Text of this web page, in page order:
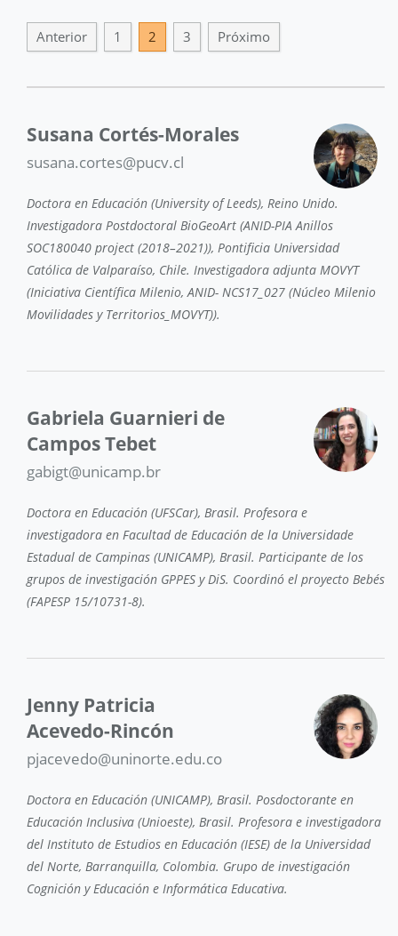
Anterior 1 2 3 Próximo
Susana Cortés-Morales
susana.cortes@pucv.cl
Doctora en Educación (University of Leeds), Reino Unido.
Investigadora Postdoctoral BioGeoArt (ANID-PIA Anillos
SOC180040 project (2018–2021)), Pontificia Universidad
Católica de Valparaíso, Chile. Investigadora adjunta MOVYT
(Iniciativa Científica Milenio, ANID- NCS17_027 (Núcleo Milenio
Movilidades y Territorios_MOVYT)).
Gabriela Guarnieri de
Campos Tebet
gabigt@unicamp.br
Doctora en Educación (UFSCar), Brasil. Profesora e
investigadora en Facultad de Educación de la Universidade
Estadual de Campinas (UNICAMP), Brasil. Participante de los
grupos de investigación GPPES y DiS. Coordinó el proyecto Bebés
(FAPESP 15/10731-8).
Jenny Patricia
Acevedo-Rincón
pjacevedo@uninorte.edu.co
Doctora en Educación (UNICAMP), Brasil. Posdoctorante en
Educación Inclusiva (Unioeste), Brasil. Profesora e investigadora
del Instituto de Estudios en Educación (IESE) de la Universidad
del Norte, Barranquilla, Colombia. Grupo de investigación
Cognición y Educación e Informática Educativa.